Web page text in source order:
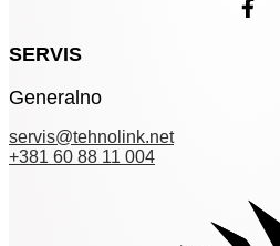
SERVIS
Generalno
servis@tehnolink.net
+381 60 88 11 004